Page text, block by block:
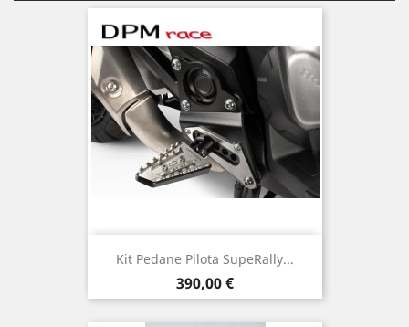
Kit Pedane Pilota SupeRally...
Prezzo
390,00 €